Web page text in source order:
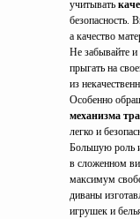
учитывать
безопасность.
а качество
Не забывайте и
прыгать на
из
Особенно
механизма
легко и
Большую роль
в сложенном
максимум
диваны
игрушек и